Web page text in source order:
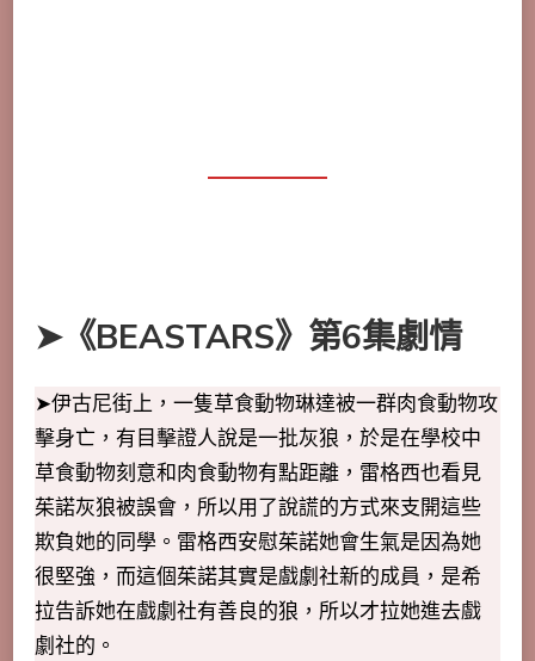
➤《BEASTARS》第6集劇情
➤伊古尼街上，一隻草食動物琳達被一群肉食動物攻
擊身亡，有目擊證人說是一批灰狼，於是在學校中
草食動物刻意和肉食動物有點距離，雷格西也看見
茱諾灰狼被誤會，所以用了說謊的方式來支開這些
欺負她的同學。雷格西安慰茱諾她會生氣是因為她
很堅強，而這個茱諾其實是戲劇社新的成員，是希
拉告訴她在戲劇社有善良的狼，所以才拉她進去戲
劇社的。